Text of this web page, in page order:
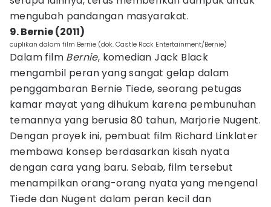
mengubah pandangan masyarakat.
9. Bernie (2011)
cuplikan dalam film Bernie (dok. Castle Rock Entertainment/Bernie)
Dalam film Bernie, komedian Jack Black
mengambil peran yang sangat gelap dalam
penggambaran Bernie Tiede, seorang petugas
kamar mayat yang dihukum karena pembunuhan
temannya yang berusia 80 tahun, Marjorie Nugent.
Dengan proyek ini, pembuat film Richard Linklater
membawa konsep berdasarkan kisah nyata
dengan cara yang baru. Sebab, film tersebut
menampilkan orang-orang nyata yang mengenal
Tiede dan Nugent dalam peran kecil dan